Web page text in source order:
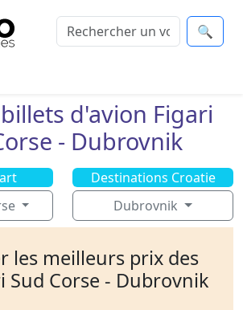
🔍
d'avion Figari
- Dubrovnik
Destinations Croatie
Dubrovnik
les meilleurs prix des
Sud Corse - Dubrovnik